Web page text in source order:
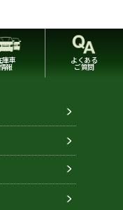
庫車
報
よくある
ご質問